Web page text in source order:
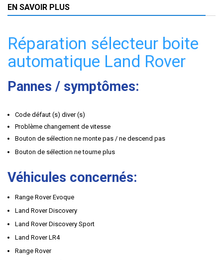
EN SAVOIR PLUS
Réparation sélecteur boite
automatique Land Rover
Pannes / symptômes:
Code défaut (s) diver (s)
Problème changement de vitesse
Bouton de sélection ne monte pas / ne descend pas
Bouton de sélection ne tourne plus
Véhicules concernés:
Range Rover Evoque
Land Rover Discovery
Land Rover Discovery Sport
Land Rover LR4
Range Rover